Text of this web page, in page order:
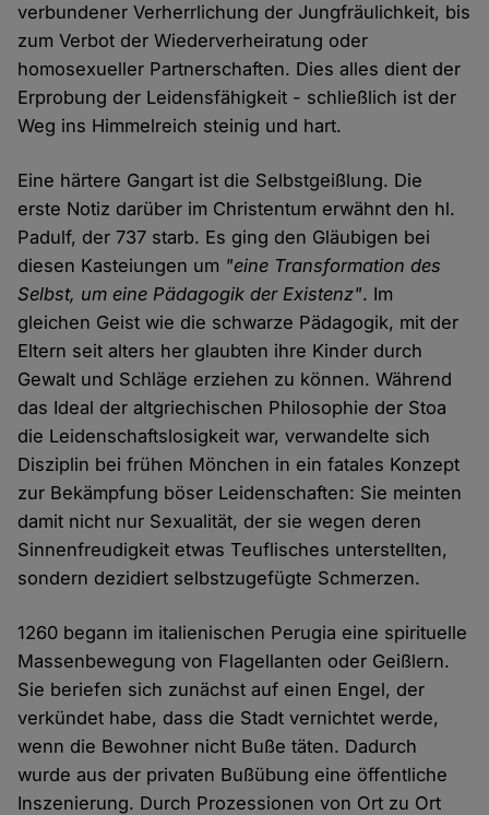
verbundener Verherrlichung der Jungfräulichkeit, bis
zum Verbot der Wiederverheiratung oder
homosexueller Partnerschaften. Dies alles dient der
Erprobung der Leidensfähigkeit - schließlich ist der
Weg ins Himmelreich steinig und hart.
Eine härtere Gangart ist die Selbstgeißlung. Die
erste Notiz darüber im Christentum erwähnt den hl.
Padulf, der 737 starb. Es ging den Gläubigen bei
diesen Kasteiungen um "eine Transformation des
Selbst, um eine Pädagogik der Existenz". Im
gleichen Geist wie die schwarze Pädagogik, mit der
Eltern seit alters her glaubten ihre Kinder durch
Gewalt und Schläge erziehen zu können. Während
das Ideal der altgriechischen Philosophie der Stoa
die Leidenschaftslosigkeit war, verwandelte sich
Disziplin bei frühen Mönchen in ein fatales Konzept
zur Bekämpfung böser Leidenschaften: Sie meinten
damit nicht nur Sexualität, der sie wegen deren
Sinnenfreudigkeit etwas Teuflisches unterstellten,
sondern dezidiert selbstzugefügte Schmerzen.
1260 begann im italienischen Perugia eine spirituelle
Massenbewegung von Flagellanten oder Geißlern.
Sie beriefen sich zunächst auf einen Engel, der
verkündet habe, dass die Stadt vernichtet werde,
wenn die Bewohner nicht Buße täten. Dadurch
wurde aus der privaten Bußübung eine öffentliche
Inszenierung. Durch Prozessionen von Ort zu Ort